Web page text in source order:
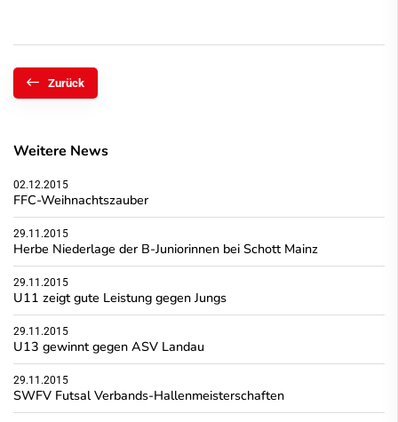
Zurück
Weitere News
02.12.2015
FFC-Weihnachtszauber
29.11.2015
Herbe Niederlage der B-Juniorinnen bei Schott Mainz
29.11.2015
U11 zeigt gute Leistung gegen Jungs
29.11.2015
U13 gewinnt gegen ASV Landau
29.11.2015
SWFV Futsal Verbands-Hallenmeisterschaften